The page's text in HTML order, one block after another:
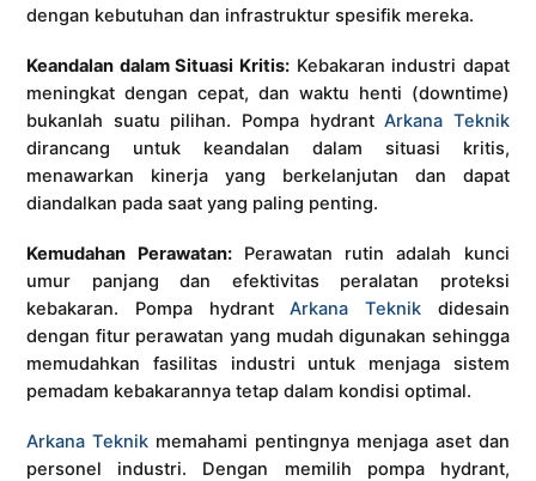
dengan kebutuhan dan infrastruktur spesifik mereka.
Keandalan dalam Situasi Kritis: Kebakaran industri dapat
meningkat dengan cepat, dan waktu henti (downtime)
bukanlah suatu pilihan. Pompa hydrantArkana Teknik
dirancang untuk keandalan dalam situasi kritis,
menawarkan kinerja yang berkelanjutan dan dapat
diandalkan pada saat yang paling penting.
Kemudahan Perawatan:Perawatan rutin adalah kunci
umur panjang dan efektivitas peralatan proteksi
kebakaran. Pompa hydrantArkana Teknikdidesain
dengan fitur perawatan yang mudah digunakan sehingga
memudahkan fasilitas industri untuk menjaga sistem
pemadam kebakarannya tetap dalam kondisi optimal.
Arkana Teknik memahami pentingnya menjaga aset dan
personel industri. Dengan memilih pompa hydrant,